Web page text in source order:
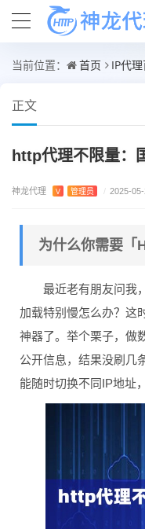
当前位置： 首页 IP代
正文
http代理不限量：
神龙代理 V 管理员 / 2025-
为什么你需要「
最近老有朋友问我
加载特别慢怎么办？这
神器了。举个栗子，做
公开信息，结果没刷几
能随时切换不同IP地址